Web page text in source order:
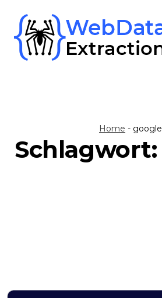
content
Home - google
Schlagwort: